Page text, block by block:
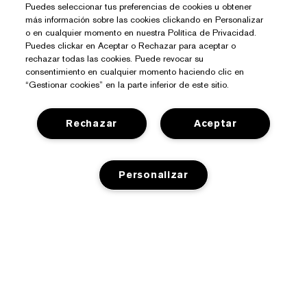
¿Necesitas Ayuda?
Puedes seleccionar tus preferencias de cookies u obtener
más información sobre las cookies clickando en Personalizar
o en cualquier momento en nuestra Política de Privacidad.
Puedes clickar en Aceptar o Rechazar para aceptar o
rechazar todas las cookies. Puede revocar su
consentimiento en cualquier momento haciendo clic en
“Gestionar cookies” en la parte inferior de este sitio.
Aceptar
Rechazar
Personalizar